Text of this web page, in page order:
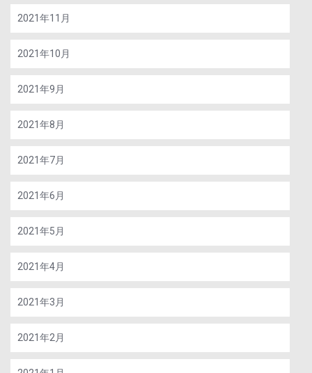
2021年11月
2021年10月
2021年9月
2021年8月
2021年7月
2021年6月
2021年5月
2021年4月
2021年3月
2021年2月